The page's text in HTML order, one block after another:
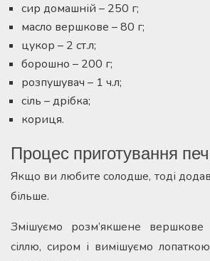
сир домашній – 250 г;
масло вершкове – 80 г;
цукор – 2 ст.л;
борошно – 200 г;
розпушувач – 1 ч.л;
сіль – дрібка;
кориця.
Процес приготування
Якщо ви любите солодше, тоді
більше.
Змішуємо розм’якшене
сіллю, сиром і вимішуємо